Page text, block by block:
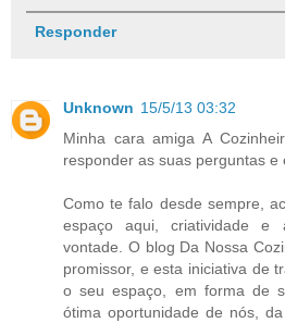
Responder
Unknown 15/5/13 03:32
Minha cara amiga A
responder as suas perguntas
Como te falo desde sempre,
espaço aqui, criatividade
vontade. O blog Da Nossa
promissor, e esta iniciativa de
o seu espaço, em forma de
ótima oportunidade de nós,